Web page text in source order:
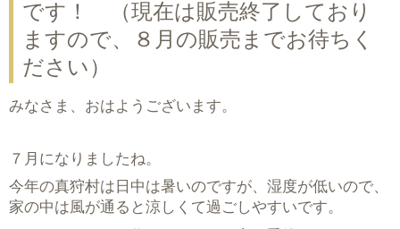
です！ （現在は販売終了しており
ますので、８月の販売までお待ちく
ださい）
みなさま、おはようございます。
７月になりましたね。
今年の真狩村は日中は暑いのですが、湿度が低いので、
家の中は風が通ると涼しくて過ごしやすいです。